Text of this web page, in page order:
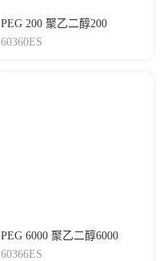
PEG 200 聚乙二醇200
60360ES
PEG 6000 聚乙二醇6000
60366ES